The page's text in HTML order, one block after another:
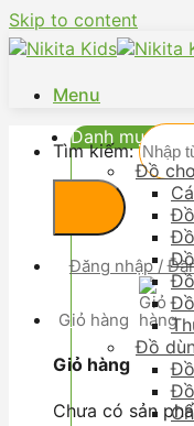
Skip to content
Menu
Tìm kiếm:
Đăng nhập /
Giỏ hàng
Giỏ hàng
Chưa có sản
Danh mục
Đồ
Đồ